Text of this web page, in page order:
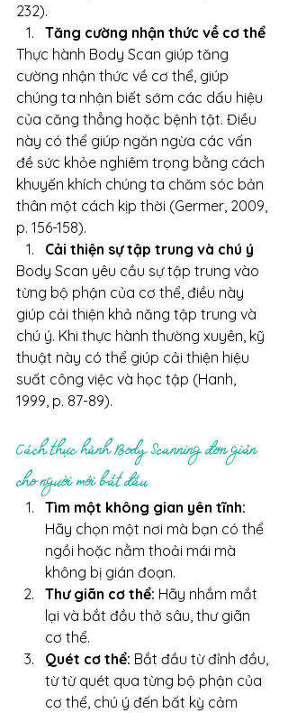
232).
Tăng cường nhận thức về cơ thể
Thực hành Body Scan giúp tăng
cường nhận thức về cơ thể, giúp
chúng ta nhận biết sớm các dấu hiệu
của căng thẳng hoặc bệnh tật. Điều
này có thể giúp ngăn ngừa các vấn
đề sức khỏe nghiêm trọng bằng cách
khuyến khích chúng ta chăm sóc bản
thân một cách kịp thời (Germer, 2009,
p. 156-158).
Cải thiện sự tập trung và chú ý
Body Scan yêu cầu sự tập trung vào
từng bộ phận của cơ thể, điều này
giúp cải thiện khả năng tập trung và
chú ý. Khi thực hành thường xuyên, kỹ
thuật này có thể giúp cải thiện hiệu
suất công việc và học tập (Hanh,
1999, p. 87-89).
Cách thực hành Body Scanning đơn giản
cho người mới bắt đầu
Tìm một không gian yên tĩnh:
Hãy chọn một nơi mà bạn có thể
ngồi hoặc nằm thoải mái mà
không bị gián đoạn.
Thư giãn cơ thể: Hãy nhắm mắt
lại và bắt đầu thở sâu, thư giãn
cơ thể.
Quét cơ thể: Bắt đầu từ đỉnh đầu,
từ từ quét qua từng bộ phận của
cơ thể, chú ý đến bất kỳ cảm